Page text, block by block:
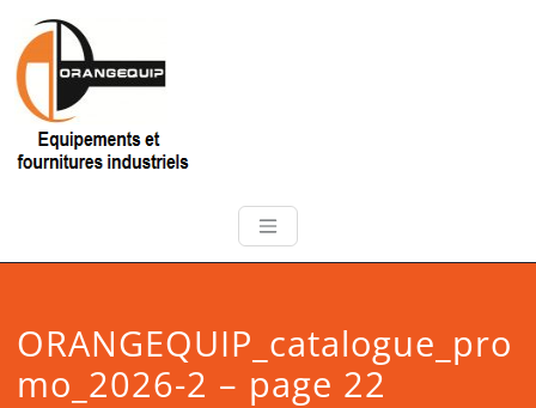
ORANGEQUIP_catalogue_pro
mo_2026-2 – page 22